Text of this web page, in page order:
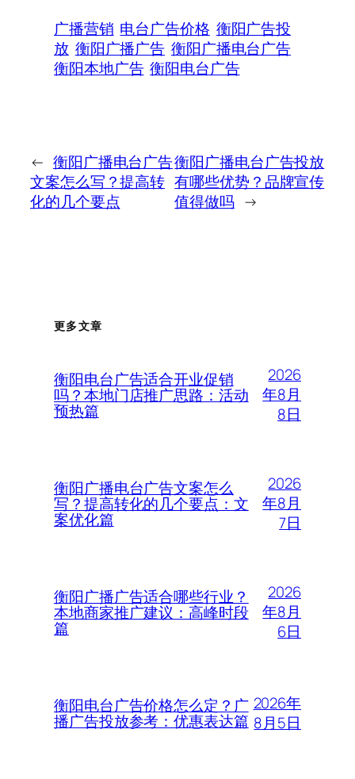
广播营销 电台广告价格 衡阳广告投
放 衡阳广播广告 衡阳广播电台广告
衡阳本地广告 衡阳电台广告
← 衡阳广播电台广告
文案怎么写？提高转
化的几个要点
衡阳广播电台广告投放
有哪些优势？品牌宣传
值得做吗 →
更多文章
衡阳电台广告适合开业促销
吗？本地门店推广思路：活动
预热篇
2026
年8月
8日
衡阳广播电台广告文案怎么
写？提高转化的几个要点：文
案优化篇
2026
年8月
7日
衡阳广播广告适合哪些行业？
本地商家推广建议：高峰时段
篇
2026
年8月
6日
衡阳电台广告价格怎么定？广
播广告投放参考：优惠表达篇
2026年
8月5日